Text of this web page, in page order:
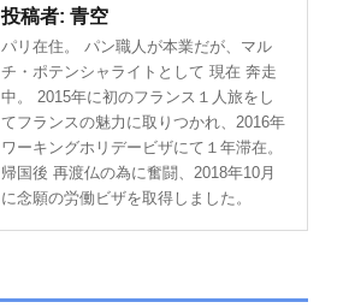
投稿者: 青空
パリ在住。 パン職人が本業だが、マル
チ・ポテンシャライトとして 現在 奔走
中。 2015年に初のフランス１人旅をし
てフランスの魅力に取りつかれ、2016年
ワーキングホリデービザにて１年滞在。
帰国後 再渡仏の為に奮闘、2018年10月
に念願の労働ビザを取得しました。